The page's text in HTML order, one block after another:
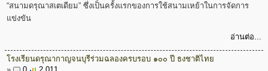
“สนามดรุณาสเตเดียม” ซึ่งเป็นครั้งแรกของการใช้สนามเหย้าในการจัดการ
แข่งขัน
อ่านต่อ...
โรงเรียนดรุณากาญจนบุรีร่วมฉลองครบรอบ ๑๐๐ ปี ธงชาติไทย